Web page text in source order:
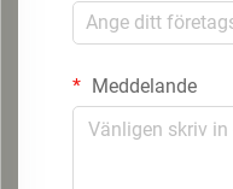
Meddelande